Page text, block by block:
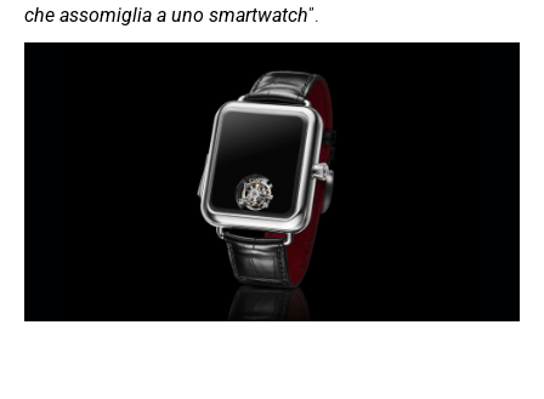
che assomiglia a uno smartwatch”.